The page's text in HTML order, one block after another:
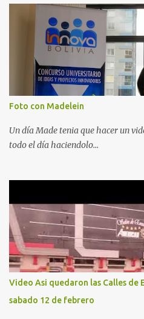
Foto con Madelein
Un día Made tenia que hacer un
todo el día haciendolo...
Video Asi quedaron las Calles de
sabado 12 de febrero